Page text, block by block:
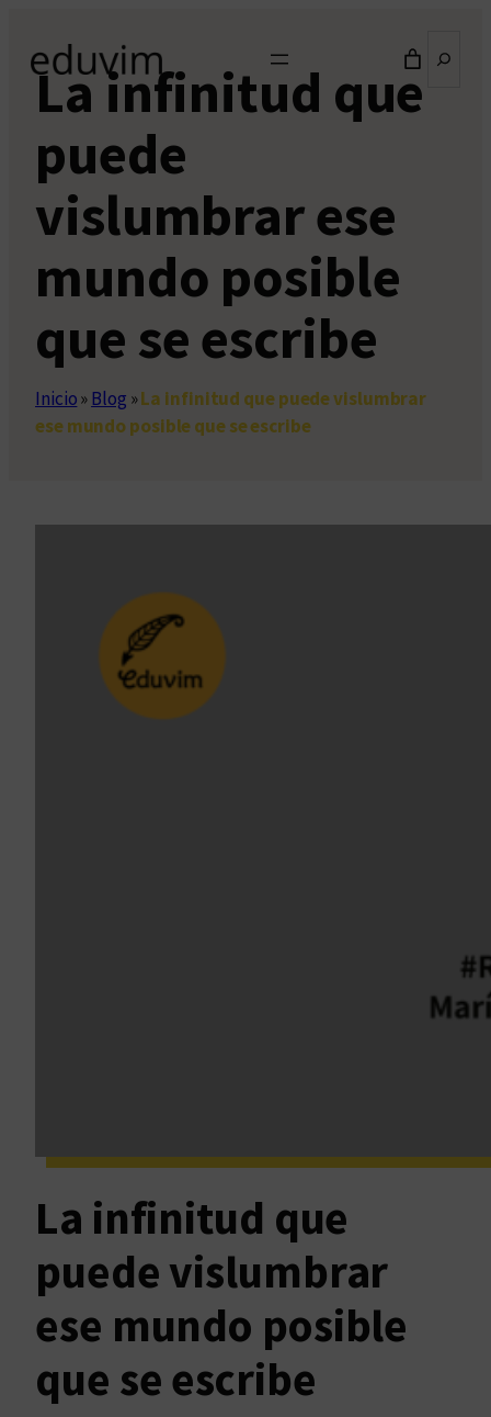
contenido
La infinitud que
puede
vislumbrar ese
mundo posible
que se escribe
Inicio» Blog »La infinitud que puede vislumbrar
ese mundo posible que se escribe
La infinitud que
puede vislumbrar
ese mundo posible
que se escribe